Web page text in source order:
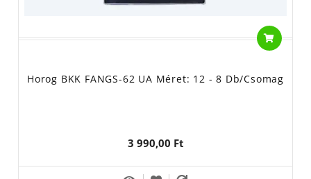
Horog BKK FANGS-62 UA Méret: 12 - 8 Db/csomag
3 990,00 Ft